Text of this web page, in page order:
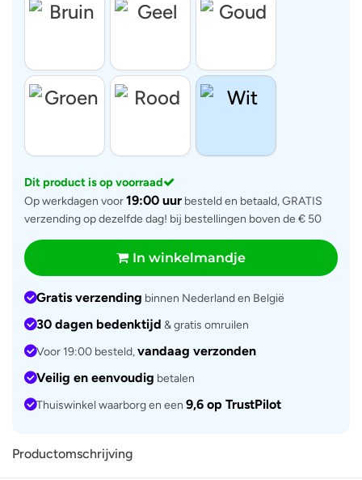
Dit product is op voorraad
Op werkdagen voor19:00 uur besteld en betaald, GRATIS
verzending op dezelfde dag! bij bestellingen boven de € 50
In winkelmandje
Gratis verzending binnen Nederland en België
30 dagen bedenktijd & gratis omruilen
Voor 19:00 besteld,vandaag verzonden
Veilig en eenvoudig betalen
Thuiswinkel waarborg en een 9,6 op TrustPilot
Productomschrijving